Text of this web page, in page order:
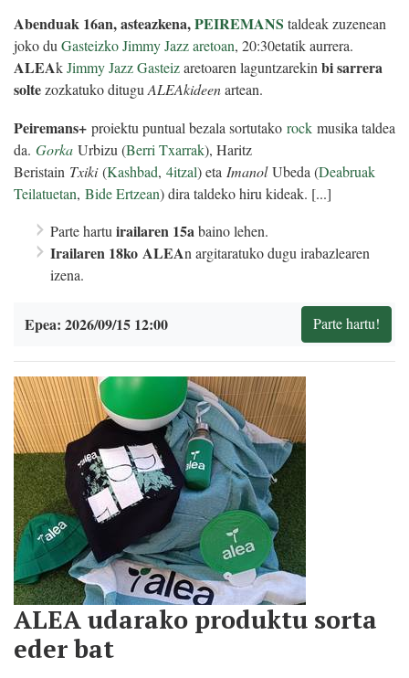
Abenduak 16an, asteazkena,PEIREMANS taldeak zuzenean
joko du Gasteizko Jimmy Jazz aretoan, 20:30etatik aurrera.
ALEAkJimmy Jazz Gasteizaretoaren laguntzarekin bi sarrera
soltezozkatuko ditugu ALEAkideenartean.
Peiremans+ proiektu puntual bezala sortutako rock musika taldea
da. Gorka Urbizu (Berri Txarrak), Haritz
Beristain Txiki(Kashbad, 4itzal) eta ImanolUbeda (Deabruak
Teilatuetan, Bide Ertzean) dira taldeko hiru kideak. [...]
Parte hartuirailaren 15abaino lehen.
Irailaren 18ko ALEAn argitaratuko dugu irabazlearen
izena.
Epea: 2026/09/15 12:00 Parte hartu!
ALEA udarako produktu sorta
eder bat